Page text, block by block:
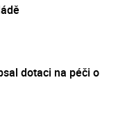
dotaci na péči o